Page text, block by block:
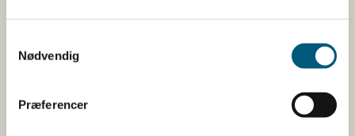
Nødvendig
Præferencer
Fødevarestyrelsen